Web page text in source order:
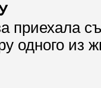
приехала
одного из